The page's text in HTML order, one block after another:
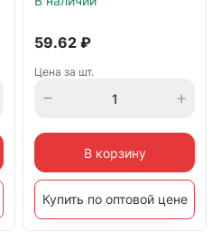
59.62 ₽
Цена за шт.
В корзину
Купить по оптовой цене